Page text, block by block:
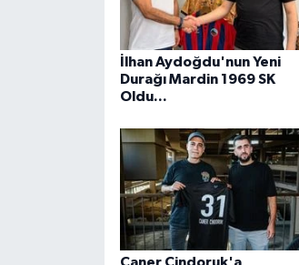
İlhan Aydoğdu'nun Yeni
Durağı Mardin 1969 SK
Oldu...